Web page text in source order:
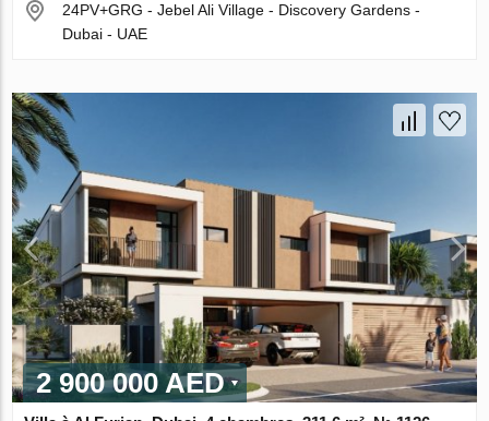
24PV+GRG - Jebel Ali Village - Discovery Gardens -
Dubai - UAE
2 900 000 AED